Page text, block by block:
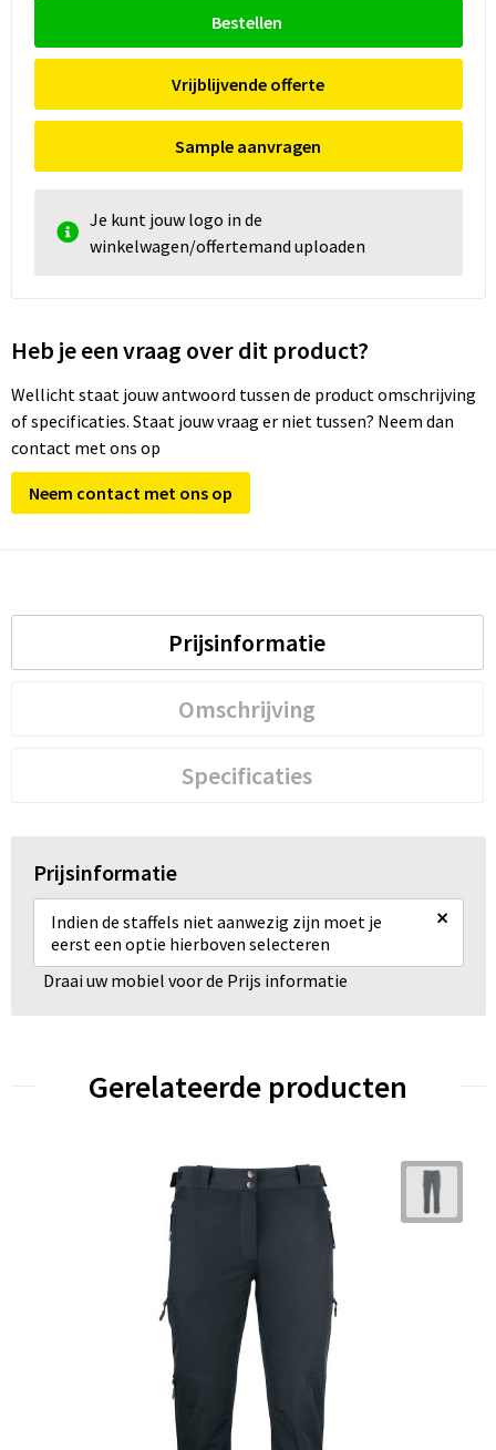
Bestellen
Vrijblijvende offerte
Sample aanvragen
Je kunt jouw logo in de
winkelwagen/offertemand uploaden
Heb je een vraag over dit product?
Wellicht staat jouw antwoord tussen de product omschrijving
of specificaties. Staat jouw vraag er niet tussen? Neem dan
contact met ons op
Neem contact met ons op
Prijsinformatie
Omschrijving
Specificaties
Prijsinformatie
Indien de staffels niet aanwezig zijn moet je
eerst een optie hierboven selecteren
×
Draai uw mobiel voor de Prijs informatie
Gerelateerde producten